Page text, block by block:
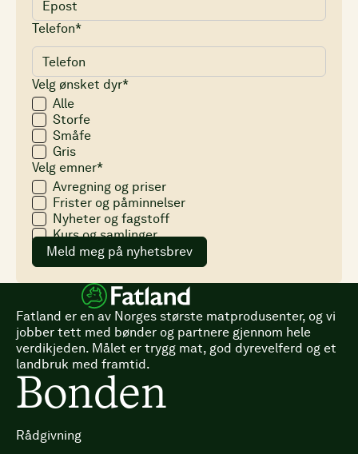
Telefon*
Velg ønsket dyr*
Alle
Storfe
Småfe
Gris
Velg emner*
Avregning og priser
Frister og påminnelser
Nyheter og fagstoff
Kurs og samlinger
Meld meg på nyhetsbrev
Fatland er en av Norges største matprodusenter, og vi
jobber tett med bønder og partnere gjennom hele
verdikjeden. Målet er trygg mat, god dyrevelferd og et
landbruk med framtid.
Bonden
Rådgivning